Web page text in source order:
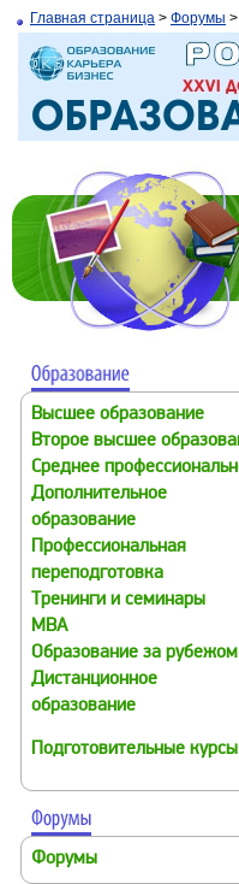
Главная страница > Форумы >
Высшее образование
Второе высшее
Среднее
Дополнительное
образование
Профессиональная
переподготовка
Тренинги и семинары
MBA
Образование за рубежом
Дистанционное
образование
Подготовительные курсы
Форумы